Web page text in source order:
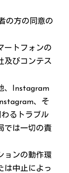
の方の同意の
ートフォンの
及びコンテス
、Instagram
、そ
るトラブル
では一切の責
ョンの動作環
は中止によっ